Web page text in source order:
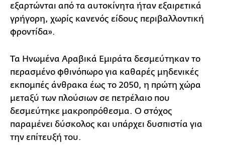
εξαρτώνται από τα αυτοκίνητα ήταν εξαιρετικά
γρήγορη, χωρίς κανενός είδους περιβαλλοντική
φροντίδα».
Τα Ηνωμένα Αραβικά Εμιράτα δεσμεύτηκαν το
περασμένο φθινόπωρο για καθαρές μηδενικές
εκπομπές άνθρακα έως το 2050, η πρώτη χώρα
μεταξύ των πλούσιων σε πετρέλαιο που
δεσμεύτηκε μακροπρόθεσμα. Ο στόχος
παραμένει δύσκολος και υπάρχει δυσπιστία για
την επίτευξή του.